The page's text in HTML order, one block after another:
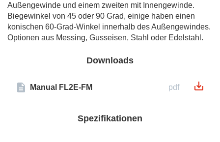
Außengewinde und einem zweiten mit Innengewinde.
Biegewinkel von 45 oder 90 Grad, einige haben einen
konischen 60-Grad-Winkel innerhalb des Außengewindes.
Optionen aus Messing, Gusseisen, Stahl oder Edelstahl.
Downloads
Manual FL2E-FM pdf
Spezifikationen